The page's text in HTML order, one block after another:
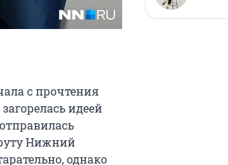
с прочтения
идеей
Нижний
однако